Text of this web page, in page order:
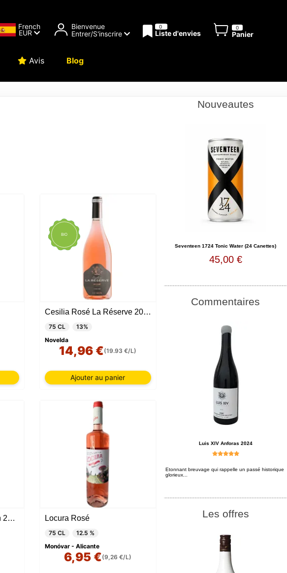
French
EUR
Bienvenue
Entrer/S'inscrire
0
Liste d'envies
0
Panier
Avis Blog
LIMITÉE
BIO
Cesilia Rosé La Réserve 2024
75 CL
13%
Novelda
14,96 €(19.93 €/L)
Ajouter au panier
Lascala Monastrell Syrah 2018 Locura Rosé
75 CL
12.5 %
Monóvar - Alicante
6,95 €(9,26 €/L)
Nouveautes
Seventeen 1724 Tonic Water (24 Canettes)
45,00 €
Commentaires
Luis XIV Anforas 2024
Etonnant breuvage qui rappelle un passé historique
glorieux...
Les offres